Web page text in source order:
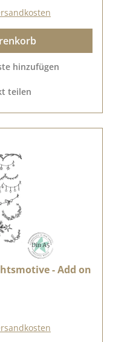
hinzufügen
teilen
- Add on